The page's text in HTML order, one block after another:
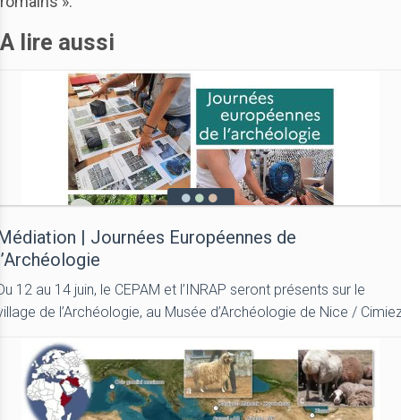
A lire aussi
| Journées Européennes de
12 au 14 juin, le CEPAM et l’INRAP seront présents sur le
de l’Archéologie, au Musée d’Archéologie de Nice /